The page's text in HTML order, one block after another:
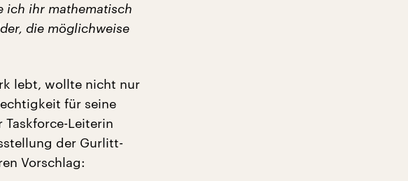
ich ihr mathematisch
die möglichweise
lebt, wollte nicht nur
für seine
Leiterin
der Gurlitt-
Vorschlag: